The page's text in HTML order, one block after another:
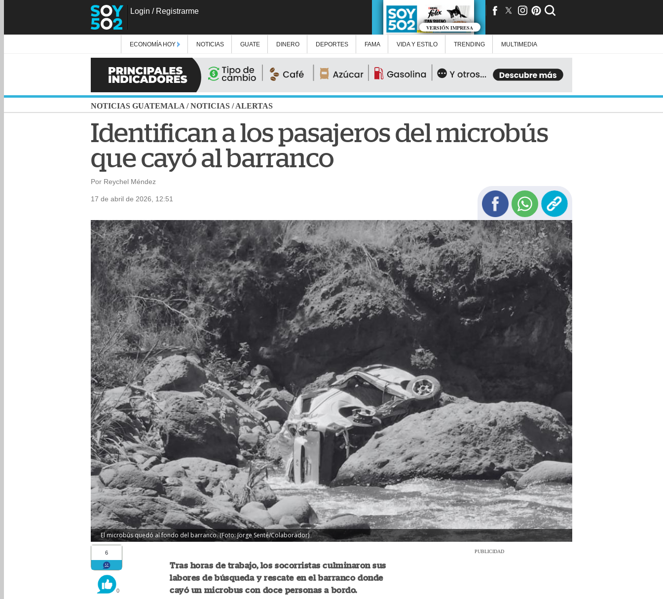
Login / Registrarme
VERSIÓN IMPRESA
ECONOMÍA HOY NOTICIAS GUATE DINERO DEPORTES FAMA VIDA Y ESTILO TRENDING MULTIMEDIA
NOTICIAS GUATEMALA /NOTICIAS /ALERTAS
Identifican a los pasajeros del microbús
que cayó al barranco
Por Reychel Méndez
17 de abril de 2026, 12:51
El microbús quedó al fondo del barranco. (Foto: Jorge Senté/Colaborador)
6
0
Tras horas de trabajo, los socorristas culminaron sus
labores de búsqueda y rescate en el barranco donde
cayó un microbus con doce personas a bordo.
PUBLICIDAD